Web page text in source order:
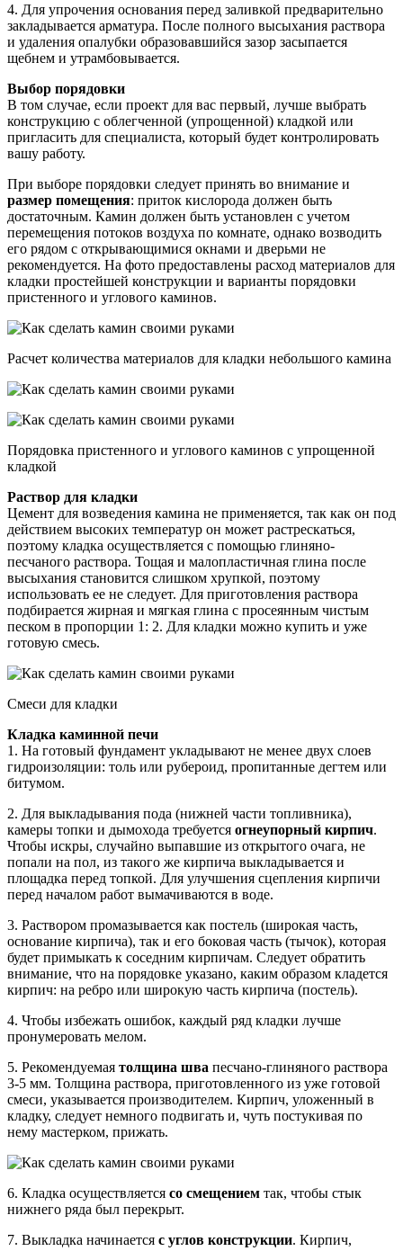
4. Для упрочения основания перед заливкой предварительно
закладывается арматура. После полного высыхания раствора
и удаления опалубки образовавшийся зазор засыпается
щебнем и утрамбовывается.
Выбор порядовки
В том случае, если проект для вас первый, лучше выбрать
конструкцию с облегченной (упрощенной) кладкой или
пригласить для специалиста, который будет контролировать
вашу работу.
При выборе порядовки следует принять во внимание и
размер помещения: приток кислорода должен быть
достаточным. Камин должен быть установлен с учетом
перемещения потоков воздуха по комнате, однако возводить
его рядом с открывающимися окнами и дверьми не
рекомендуется. На фото предоставлены расход материалов для
кладки простейшей конструкции и варианты порядовки
пристенного и углового каминов.
Расчет количества материалов для кладки небольшого камина
Порядовка пристенного и углового каминов с упрощенной
кладкой
Раствор для кладки
Цемент для возведения камина не применяется, так как он под
действием высоких температур он может растрескаться,
поэтому кладка осуществляется с помощью глиняно-
песчаного раствора. Тощая и малопластичная глина после
высыхания становится слишком хрупкой, поэтому
использовать ее не следует. Для приготовления раствора
подбирается жирная и мягкая глина с просеянным чистым
песком в пропорции 1: 2. Для кладки можно купить и уже
готовую смесь.
Смеси для кладки
Кладка каминной печи
1. На готовый фундамент укладывают не менее двух слоев
гидроизоляции: толь или рубероид, пропитанные дегтем или
битумом.
2. Для выкладывания пода (нижней части топливника),
камеры топки и дымохода требуется огнеупорный кирпич.
Чтобы искры, случайно выпавшие из открытого очага, не
попали на пол, из такого же кирпича выкладывается и
площадка перед топкой. Для улучшения сцепления кирпичи
перед началом работ вымачиваются в воде.
3. Раствором промазывается как постель (широкая часть,
основание кирпича), так и его боковая часть (тычок), которая
будет примыкать к соседним кирпичам. Следует обратить
внимание, что на порядовке указано, каким образом кладется
кирпич: на ребро или широкую часть кирпича (постель).
4. Чтобы избежать ошибок, каждый ряд кладки лучше
пронумеровать мелом.
5. Рекомендуемая толщина шва песчано-глиняного раствора
3-5 мм. Толщина раствора, приготовленного из уже готовой
смеси, указывается производителем. Кирпич, уложенный в
кладку, следует немного подвигать и, чуть постукивая по
нему мастерком, прижать.
6. Кладка осуществляется со смещением так, чтобы стык
нижнего ряда был перекрыт.
7. Выкладка начинается с углов конструкции. Кирпич,